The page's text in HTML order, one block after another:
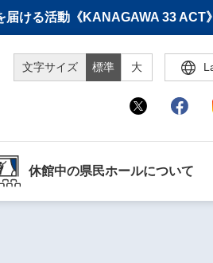
ける活動《KANAGAWA 33 ACT
文字サイズ 標準 大
休館中の県民ホールについて